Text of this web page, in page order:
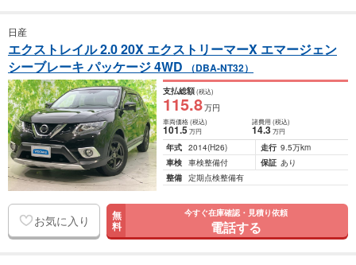
日産
エクストレイル 2.0 20X エクストリーマーX エマージェン
シーブレーキ パッケージ 4WD
（DBA-NT32）
支払総額(税込)
115.8万円
車両価格(税込)
101.5万円
諸費用 (税込)
14.3 万円
年式 2014(H26) 走行 9.5万km
車検 車検整備付 保証 あり
整備 定期点検整備有
お気に入り 無
料
今すぐ在庫確認・見積り依頼
電話する